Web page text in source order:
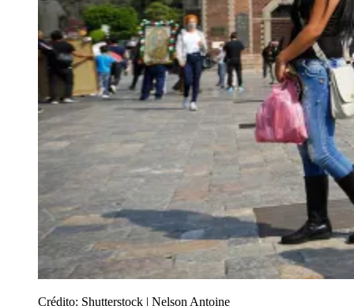
Crédito: Shutterstock | Nelson Antoine